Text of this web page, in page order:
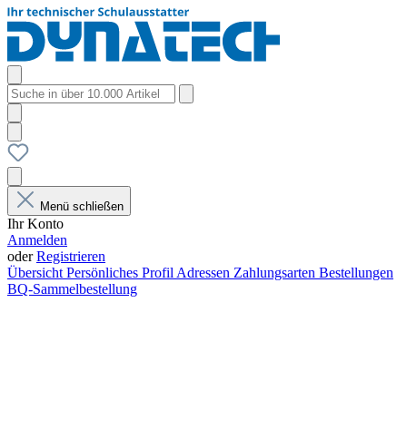
Menü schließen
Ihr Konto
Anmelden
oderRegistrieren
Übersicht Persönliches Profil Adressen Zahlungsarten Bestellungen
BQ-Sammelbestellung